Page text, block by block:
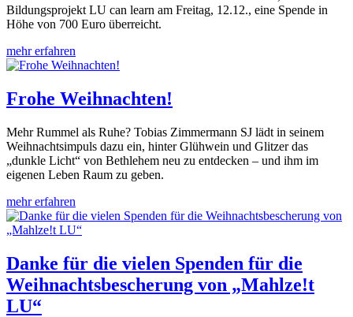
Bildungsprojekt LU can learn am Freitag, 12.12., eine Spende in
Höhe von 700 Euro überreicht.
mehr erfahren
Frohe Weihnachten!
Mehr Rummel als Ruhe? Tobias Zimmermann SJ lädt in seinem
Weihnachtsimpuls dazu ein, hinter Glühwein und Glitzer das
„dunkle Licht“ von Bethlehem neu zu entdecken – und ihm im
eigenen Leben Raum zu geben.
mehr erfahren
Danke für die vielen Spenden für die
Weihnachtsbescherung von „Mahlze!t
LU“